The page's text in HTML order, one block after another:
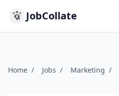
JobCollate
Home / Jobs / Marketing /